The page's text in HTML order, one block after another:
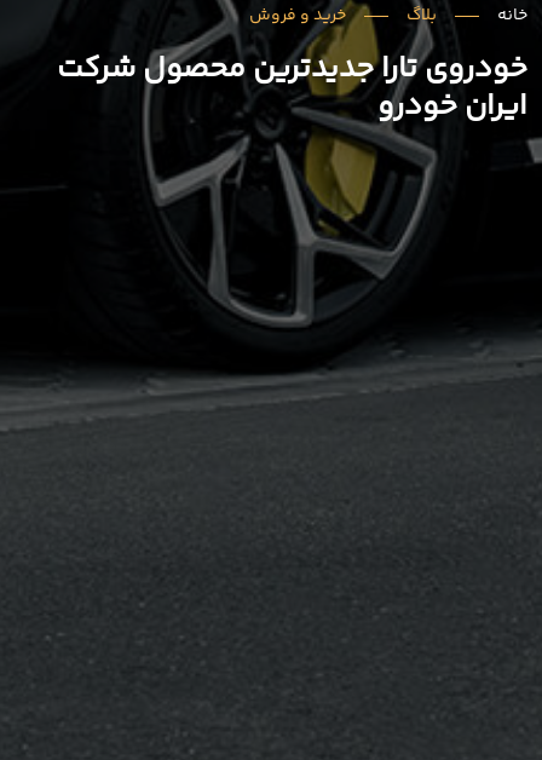
خانه بلاگ خرید و فروش
خودروی تارا جدیدترین محصول شرکت
ایران خودرو